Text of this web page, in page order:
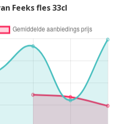
Feeks fles 33cl